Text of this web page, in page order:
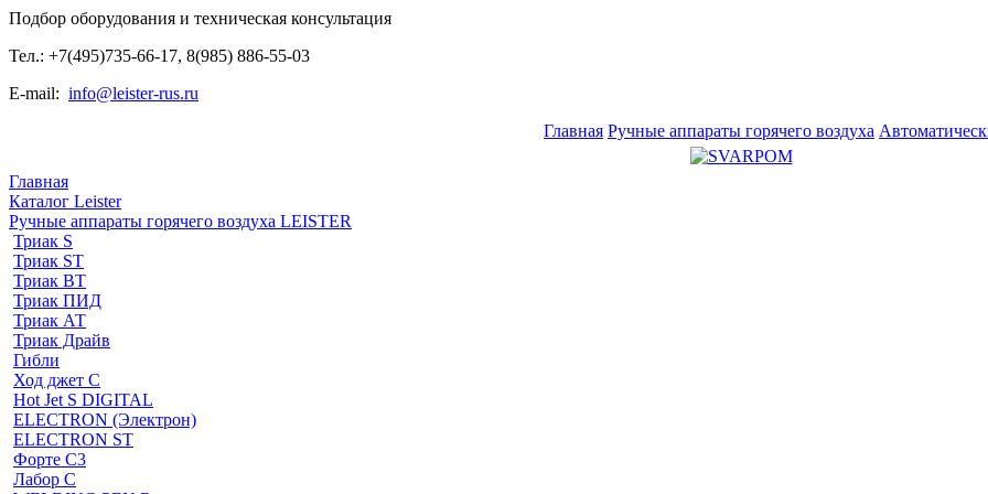
Подбор оборудования и техническая консультация
Тел.: +7(495)735-66-17, 8(985) 886-55-03
E-mail: info@leister-rus.ru
Главная Ручные аппараты горячего воздуха
Главная
Каталог Leister
Ручные аппараты горячего воздуха LEISTER
Триак S
Триак ST
Триак ВТ
Триак ПИД
Триак АТ
Триак Драйв
Гибли
Ход джет С
Hot Jet S DIGITAL
ELECTRON (Электрон)
ELECTRON ST
Форте С3
Лабор С